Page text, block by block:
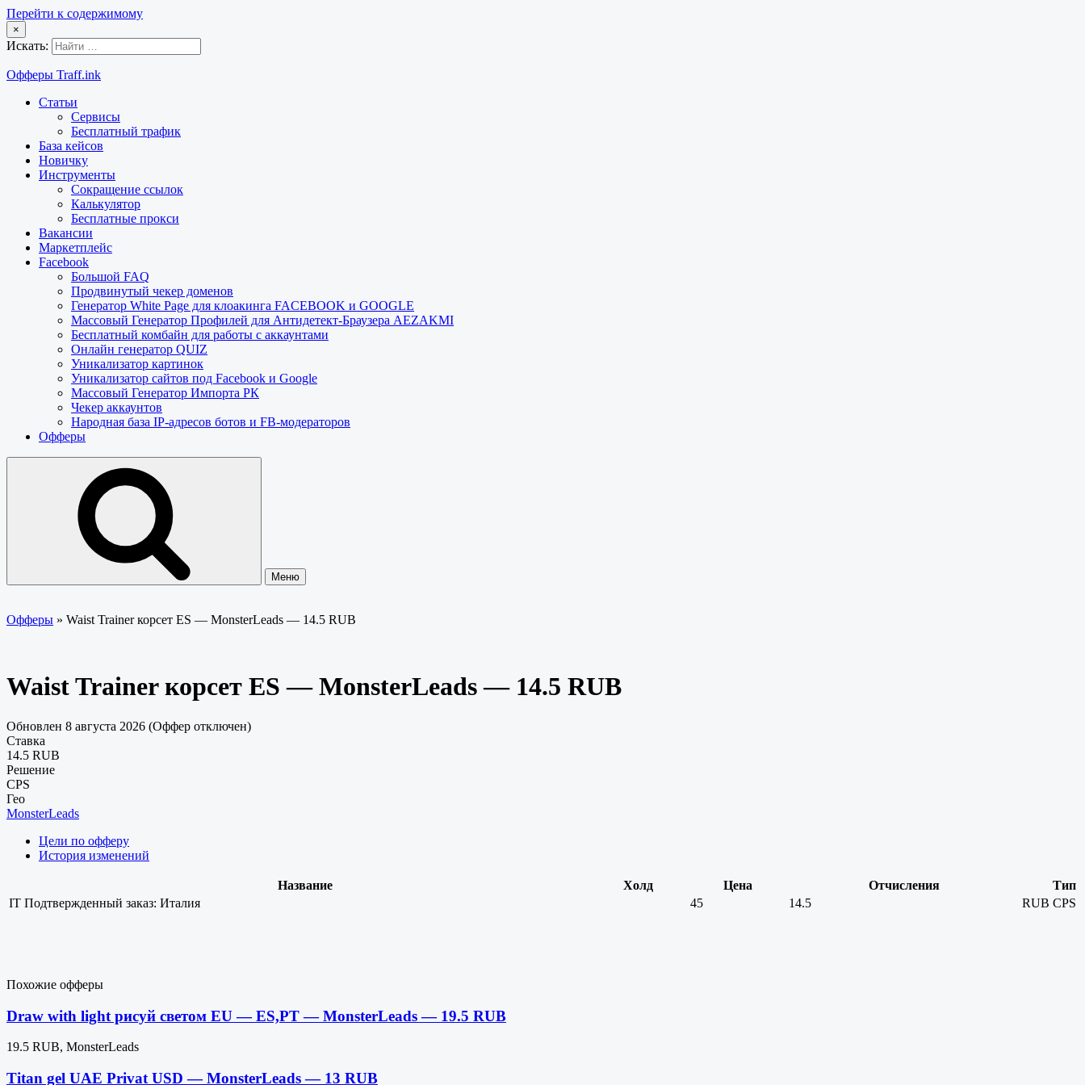
Перейти к содержимому
×
Искать:
Офферы Traff.ink
Статьи
Сервисы
Бесплатный трафик
База кейсов
Новичку
Инструменты
Сокращение ссылок
Калькулятор
Бесплатные прокси
Вакансии
Маркетплейс
Facebook
Большой FAQ
Продвинутый чекер доменов
Генератор White Page для клоакинга FACEBOOK и GOOGLE
Массовый Генератор Профилей для Антидетект-Браузера AEZAKMI
Бесплатный комбайн для работы с аккаунтами
Онлайн генератор QUIZ
Уникализатор картинок
Уникализатор сайтов под Facebook и Google
Массовый Генератор Импорта РК
Чекер аккаунтов
Народная база IP-адресов ботов и FB-модераторов
Офферы
Меню
Офферы » Waist Trainer корсет ES — MonsterLeads — 14.5 RUB
Waist Trainer корсет ES — MonsterLeads — 14.5 RUB
Обновлен 8 августа 2026 (Оффер отключен)
Ставка
14.5 RUB
Решение
CPS
Гео
MonsterLeads
Цели по офферу
История изменений
Название Холд Цена Отчисления
Тип
IT Подтвержденный заказ: Италия 45 14.5 RUB CPS
Похожие офферы
Draw with light рисуй светом EU — ES,PT — MonsterLeads — 19.5 RUB
19.5 RUB, MonsterLeads
Titan gel UAE Privat USD — MonsterLeads — 13 RUB